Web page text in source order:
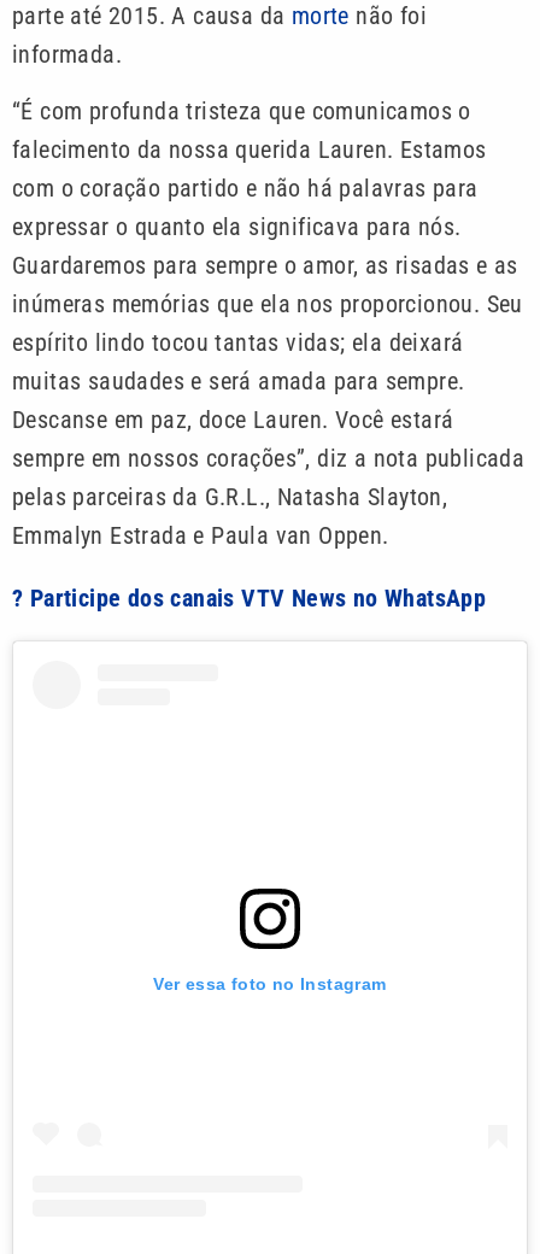
parte até 2015. A causa da morte não foi
informada.
“É com profunda tristeza que comunicamos o
falecimento da nossa querida Lauren. Estamos
com o coração partido e não há palavras para
expressar o quanto ela significava para nós.
Guardaremos para sempre o amor, as risadas e as
inúmeras memórias que ela nos proporcionou. Seu
espírito lindo tocou tantas vidas; ela deixará
muitas saudades e será amada para sempre.
Descanse em paz, doce Lauren. Você estará
sempre em nossos corações”, diz a nota publicada
pelas parceiras da G.R.L., Natasha Slayton,
Emmalyn Estrada e Paula van Oppen.
? Participe dos canais VTV News no WhatsApp
Ver essa foto no Instagram